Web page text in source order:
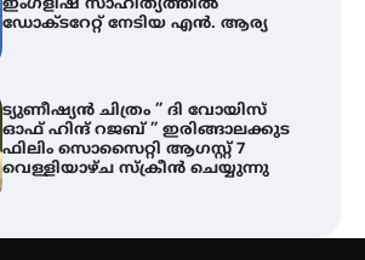
ഫിലിം സൊസൈറ്റി ആഗസ്റ്റ് 7
വെള്ളിയാഴ്ച സ്‌ക്രീൻ ചെയ്യുന്നു
തിരനോട്ടം ‘അരങ്ങ് 2026’ ഉണർന്നു